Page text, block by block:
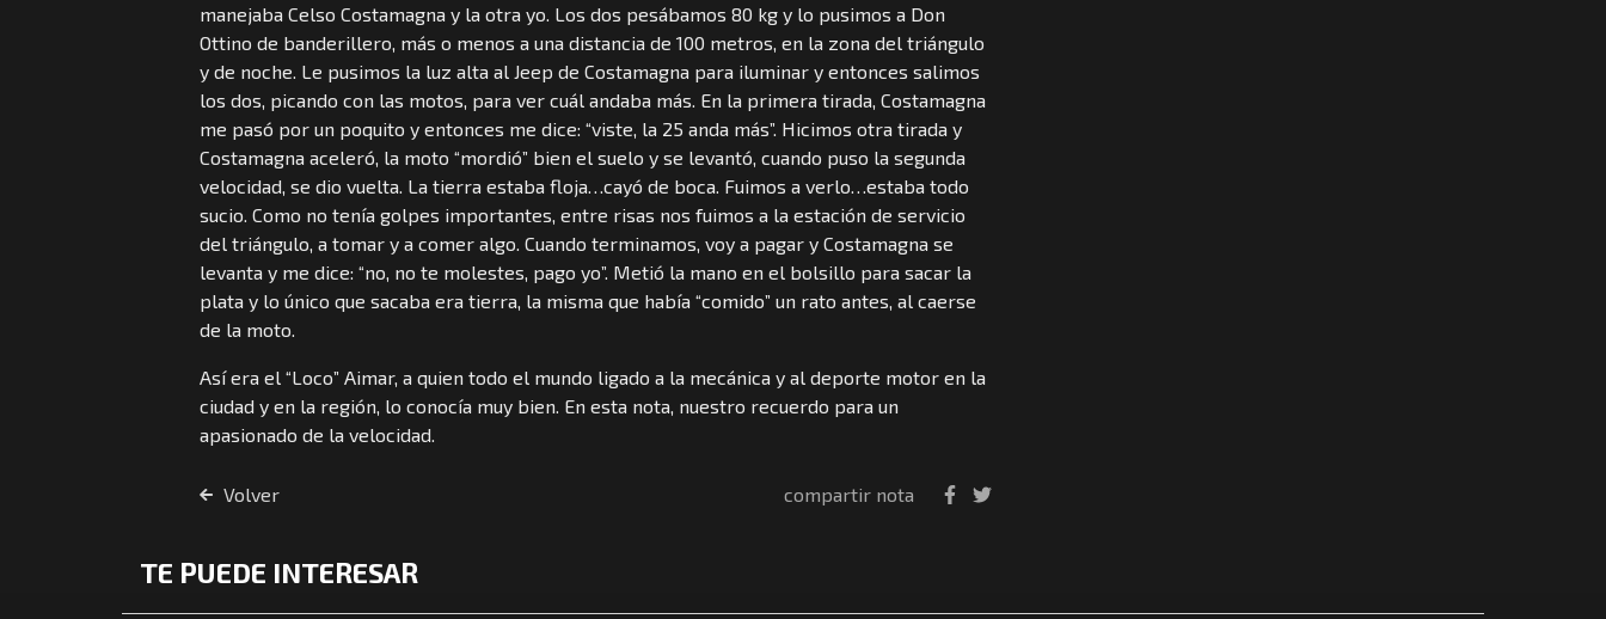
manejaba Celso Costamagna y la otra yo. Los dos pesábamos 80 kg y lo pusimos a Don
Ottino de banderillero, más o menos a una distancia de 100 metros, en la zona del triángulo
y de noche. Le pusimos la luz alta al Jeep de Costamagna para iluminar y entonces salimos
los dos, picando con las motos, para ver cuál andaba más. En la primera tirada, Costamagna
me pasó por un poquito y entonces me dice: “viste, la 25 anda más”. Hicimos otra tirada y
Costamagna aceleró, la moto “mordió” bien el suelo y se levantó, cuando puso la segunda
velocidad, se dio vuelta. La tierra estaba floja…cayó de boca. Fuimos a verlo…estaba todo
sucio. Como no tenía golpes importantes, entre risas nos fuimos a la estación de servicio
del triángulo, a tomar y a comer algo. Cuando terminamos, voy a pagar y Costamagna se
levanta y me dice: “no, no te molestes, pago yo”. Metió la mano en el bolsillo para sacar la
plata y lo único que sacaba era tierra, la misma que había “comido” un rato antes, al caerse
de la moto.
Así era el “Loco” Aimar, a quien todo el mundo ligado a la mecánica y al deporte motor en la
ciudad y en la región, lo conocía muy bien. En esta nota, nuestro recuerdo para un
apasionado de la velocidad.
Volver compartir nota
TE PUEDE INTERESAR